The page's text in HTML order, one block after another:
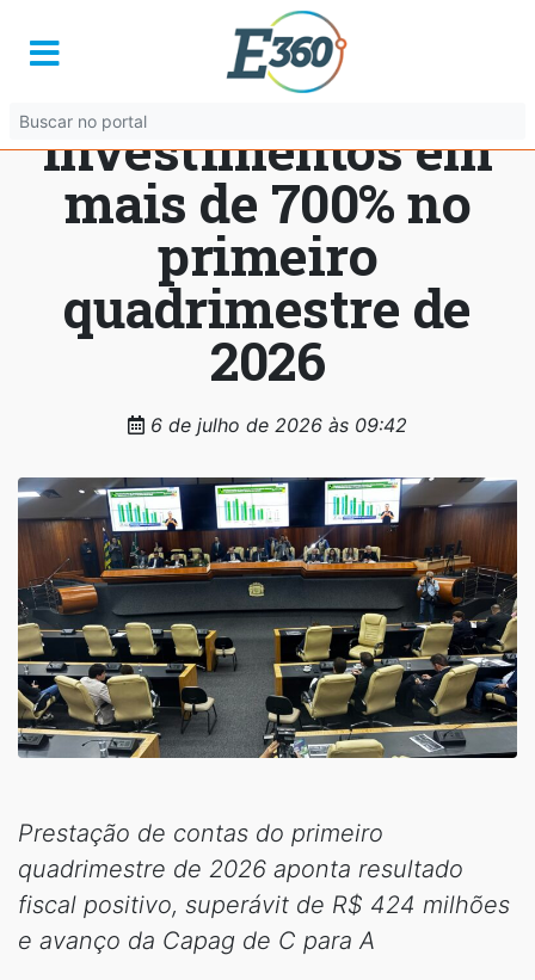
Mabel apresenta
ampliação de
investimentos em
mais de 700% no
primeiro
quadrimestre de
2026
6 de julho de 2026 às 09:42
Prestação de contas do primeiro
quadrimestre de 2026 aponta resultado
fiscal positivo, superávit de R$ 424 milhões
e avanço da Capag de C para A